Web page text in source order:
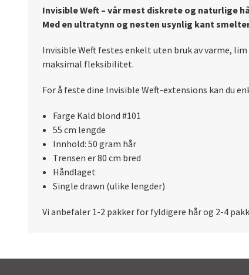
Invisible Weft – vår mest diskrete og naturlige
Med en ultratynn og nesten usynlig kant
Invisible Weft festes enkelt uten bruk av varme,
maksimal fleksibilitet.
For å feste dine Invisible Weft-extensions kan du
Farge Kald blond #101
55 cm lengde
Innhold: 50 gram hår
Trensen er 80 cm bred
Håndlaget
Single drawn (ulike lengder)
Vi anbefaler 1-2 pakker for fyldigere hår og 2-4